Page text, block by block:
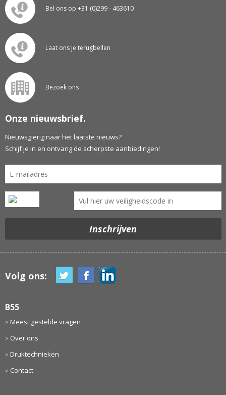
Bel ons op +31 (0)299 - 463610
Laat ons je terugbellen
Bezoek ons
Onze nieuwsbrief.
Nieuwsgierig naar het laatste nieuws?
Schijf je in en ontvang de scherpste aanbiedingen!
Volg ons:
B55
Meest gestelde vragen
Over ons
Druktechnieken
Contact